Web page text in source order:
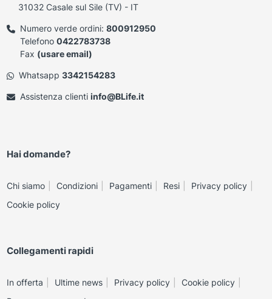
31032 Casale sul Sile (TV) - IT
Numero verde ordini: 800912950
Telefono 0422783738
Fax (usare email)
Whatsapp 3342154283
Assistenza clienti info@BLife.it
Hai domande?
Chi siamo Condizioni Pagamenti Resi
Privacy policy
Cookie policy
Collegamenti rapidi
In offerta Ultime news Privacy policy
Cookie policy